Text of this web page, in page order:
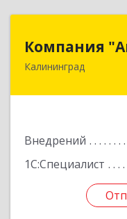
Компания
Калининград
Внедрений
1С:Специалист
Компания
236016,